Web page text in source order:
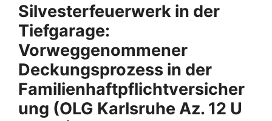
Silvesterfeuerwerk in der
Tiefgarage:
Vorweggenommener
Deckungsprozess in der
Familienhaftpflichtversicher
ung (OLG Karlsruhe Az. 12 U